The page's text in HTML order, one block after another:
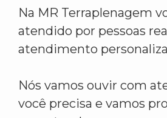
Na MR Terraplenagem
atendido por pessoas
atendimento
Nós vamos ouvir com
você precisa e vamos